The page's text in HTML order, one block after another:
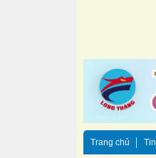
Trang chủ